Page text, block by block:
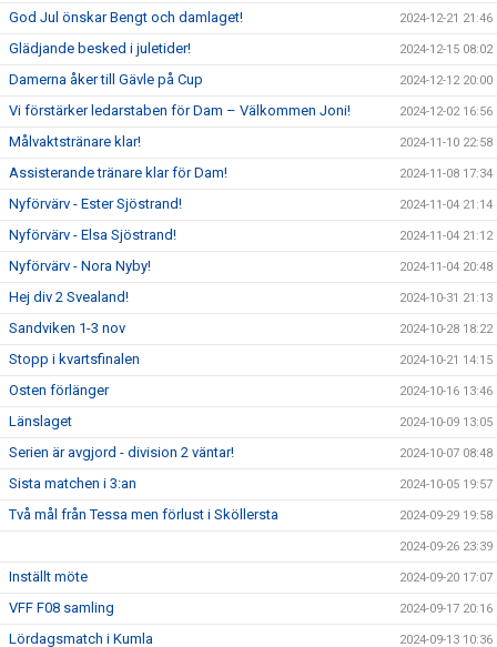
God Jul önskar Bengt och damlaget! 2024-12-21 21:46
Glädjande besked i juletider! 2024-12-15 08:02
Damerna åker till Gävle på Cup 2024-12-12 20:00
Vi förstärker ledarstaben för Dam – Välkommen Joni! 2024-12-02 16:56
Målvaktstränare klar! 2024-11-10 22:58
Assisterande tränare klar för Dam! 2024-11-08 17:34
Nyförvärv - Ester Sjöstrand! 2024-11-04 21:14
Nyförvärv - Elsa Sjöstrand! 2024-11-04 21:12
Nyförvärv - Nora Nyby! 2024-11-04 20:48
Hej div 2 Svealand! 2024-10-31 21:13
Sandviken 1-3 nov 2024-10-28 18:22
Stopp i kvartsfinalen 2024-10-21 14:15
Osten förlänger 2024-10-16 13:46
Länslaget 2024-10-09 13:05
Serien är avgjord - division 2 väntar! 2024-10-07 08:48
Sista matchen i 3:an 2024-10-05 19:57
Två mål från Tessa men förlust i Sköllersta 2024-09-29 19:58
2024-09-26 23:39
Inställt möte 2024-09-20 17:07
VFF F08 samling 2024-09-17 20:16
Lördagsmatch i Kumla 2024-09-13 10:36